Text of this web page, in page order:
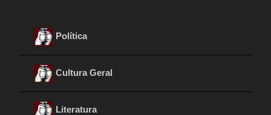
Política
Cultura Geral
Literatura